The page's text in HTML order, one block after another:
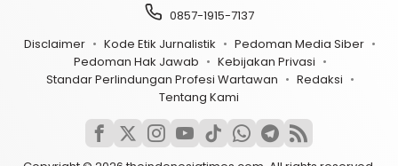
0857-1915-7137
Disclaimer
Kode Etik Jurnalistik
Pedoman Media Siber
Pedoman Hak Jawab
Kebijakan Privasi
Standar Perlindungan Profesi Wartawan
Redaksi
Tentang Kami